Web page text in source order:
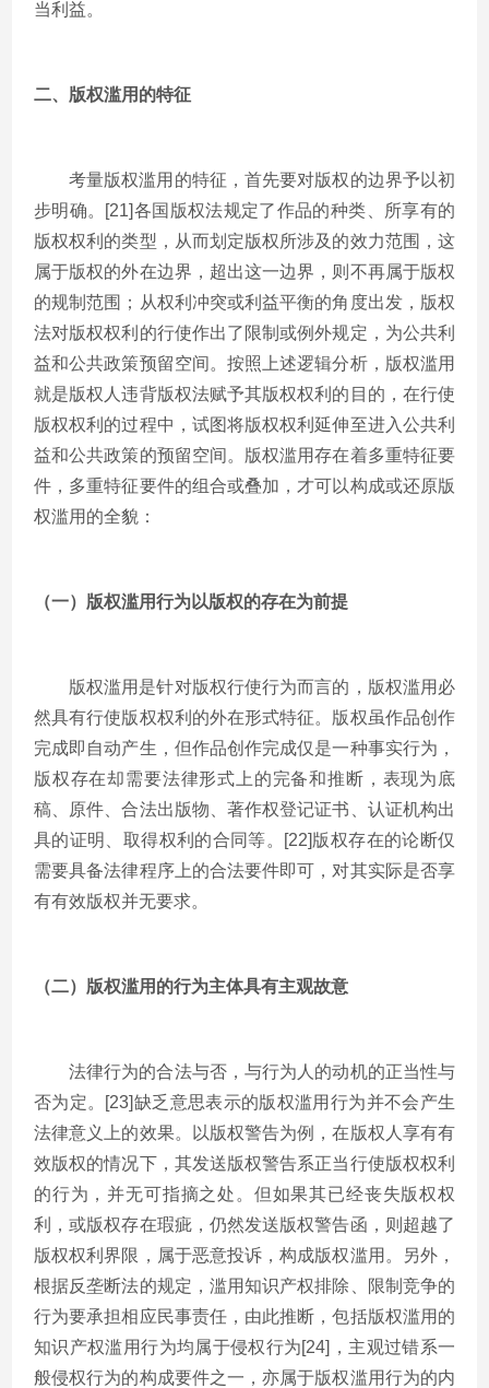
当利益。
二、版权滥用的特征
考量版权滥用的特征，首先要对版权的边界予以初
步明确。[21]各国版权法规定了作品的种类、所享有的
版权权利的类型，从而划定版权所涉及的效力范围，这
属于版权的外在边界，超出这一边界，则不再属于版权
的规制范围；从权利冲突或利益平衡的角度出发，版权
法对版权权利的行使作出了限制或例外规定，为公共利
益和公共政策预留空间。按照上述逻辑分析，版权滥用
就是版权人违背版权法赋予其版权权利的目的，在行使
版权权利的过程中，试图将版权权利延伸至进入公共利
益和公共政策的预留空间。版权滥用存在着多重特征要
件，多重特征要件的组合或叠加，才可以构成或还原版
权滥用的全貌：
（一）版权滥用行为以版权的存在为前提
版权滥用是针对版权行使行为而言的，版权滥用必
然具有行使版权权利的外在形式特征。版权虽作品创作
完成即自动产生，但作品创作完成仅是一种事实行为，
版权存在却需要法律形式上的完备和推断，表现为底
稿、原件、合法出版物、著作权登记证书、认证机构出
具的证明、取得权利的合同等。[22]版权存在的论断仅
需要具备法律程序上的合法要件即可，对其实际是否享
有有效版权并无要求。
（二）版权滥用的行为主体具有主观故意
法律行为的合法与否，与行为人的动机的正当性与
否为定。[23]缺乏意思表示的版权滥用行为并不会产生
法律意义上的效果。以版权警告为例，在版权人享有有
效版权的情况下，其发送版权警告系正当行使版权权利
的行为，并无可指摘之处。但如果其已经丧失版权权
利，或版权存在瑕疵，仍然发送版权警告函，则超越了
版权权利界限，属于恶意投诉，构成版权滥用。另外，
根据反垄断法的规定，滥用知识产权排除、限制竞争的
行为要承担相应民事责任，由此推断，包括版权滥用的
知识产权滥用行为均属于侵权行为[24]，主观过错系一
般侵权行为的构成要件之一，亦属于版权滥用行为的内